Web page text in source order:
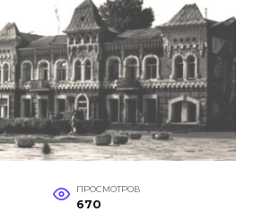
ПРОСМОТРОВ
670